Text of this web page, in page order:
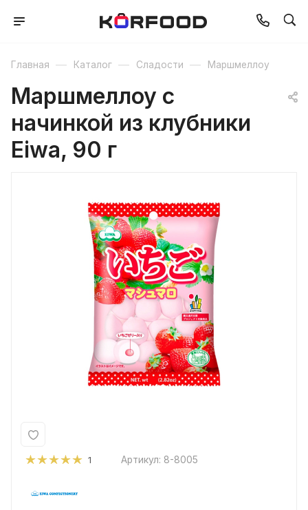
Главная — Каталог — Сладости — Маршмеллоу
Маршмеллоу с
начинкой из клубники
Eiwa, 90 г
1 Артикул: 8-8005